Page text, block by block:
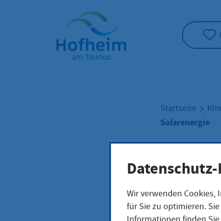
Startseite"
Startseite
Solarenergie
Strom
Wir verwenden
für Sie zu optimieren.